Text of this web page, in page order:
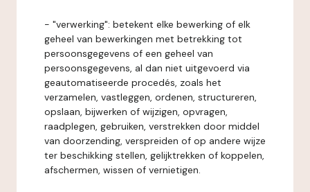
- "verwerking": betekent elke bewerking of elk
geheel van bewerkingen met betrekking tot
persoonsgegevens of een geheel van
persoonsgegevens, al dan niet uitgevoerd via
geautomatiseerde procedés, zoals het
verzamelen, vastleggen, ordenen, structureren,
opslaan, bijwerken of wijzigen, opvragen,
raadplegen, gebruiken, verstrekken door middel
van doorzending, verspreiden of op andere wijze
ter beschikking stellen, gelijktrekken of koppelen,
afschermen, wissen of vernietigen.